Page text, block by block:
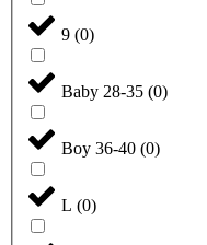
9 (0)
Baby 28-35 (0)
Boy 36-40 (0)
L (0)